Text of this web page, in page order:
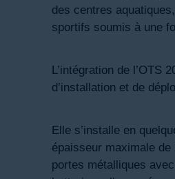
des centres
sportifs soumis à une
L’intégration de l’OTS
d’installation et de
Elle s’installe en
épaisseur maximale
portes métalliques